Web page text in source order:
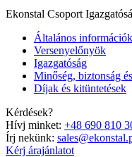
Ekonstal Csoport
Általános információk
Versenyelőnyök
Igazgatóság
Minőség, biztonság
Díjak és kitüntetések
Kérdések?
Hívj minket: +48 690 810
Írj nekünk:
Kérj árajánlatot